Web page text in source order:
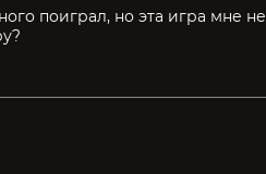
поиграл, но эта игра мне не